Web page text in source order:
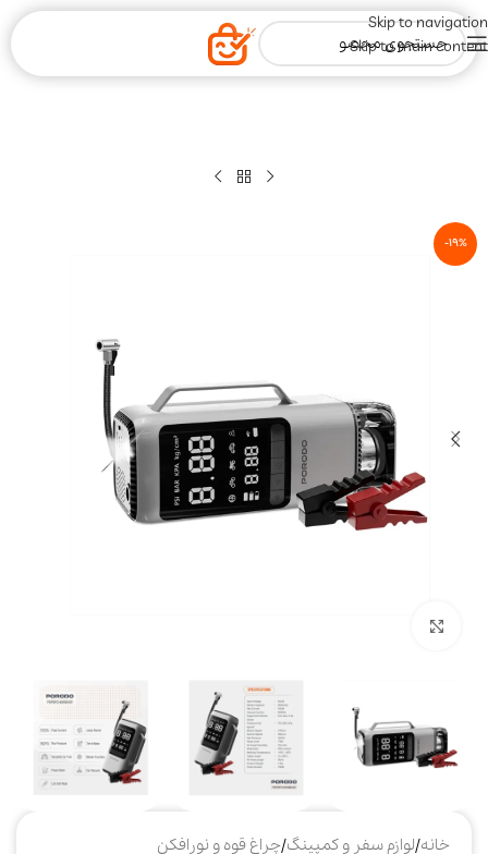
Skip to navigation
Skip to main content
-19%
خانه/لوازم سفر و کمپینگ/چراغ قوه و نورافکن